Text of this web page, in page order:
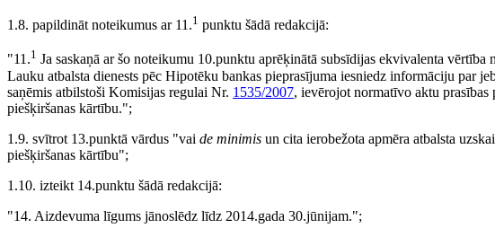
1.8. papildināt noteikumus ar 11.1 punktu šādā redakcijā:
"11.1 Ja saskaņā ar šo noteikumu 10.punktu aprēķinātā subsīdijas ekvivalenta
Lauku atbalsta dienests pēc Hipotēku bankas pieprasījuma iesniedz informāciju par
saņēmis atbilstoši Komisijas regulai Nr. 1535/2007, ievērojot normatīvo aktu prasības
piešķiršanas kārtību.";
1.9. svītrot 13.punktā vārdus "vai de minimis un cita ierobežota apmēra atbalsta
piešķiršanas kārtību";
1.10. izteikt 14.punktu šādā redakcijā:
"14. Aizdevuma līgums jānoslēdz līdz 2014.gada 30.jūnijam.";